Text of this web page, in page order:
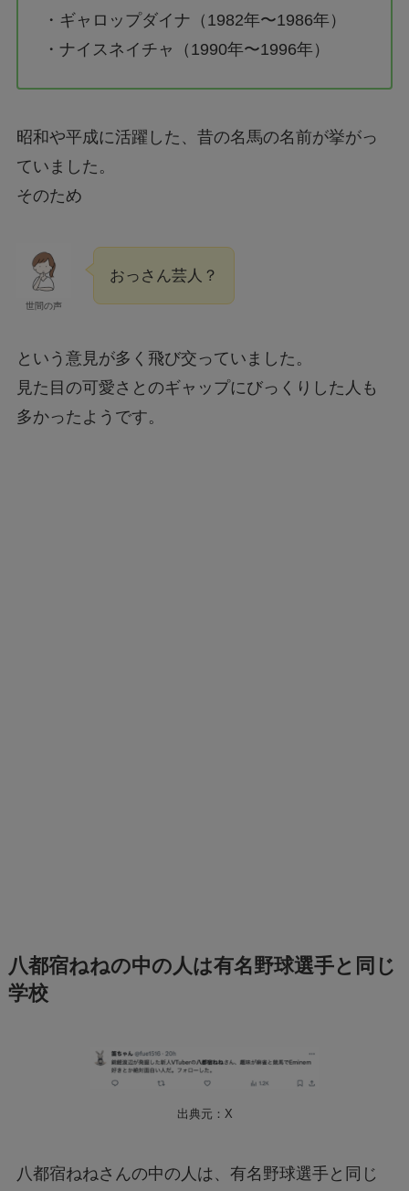
・ギャロップダイナ（1982年〜1986年）
・ナイスネイチャ（1990年〜1996年）
昭和や平成に活躍した、昔の名馬の名前が挙がっ
ていました。
そのため
世間の声
おっさん芸人？
という意見が多く飛び交っていました。
見た目の可愛さとのギャップにびっくりした人も
多かったようです。
八都宿ねねの中の人は有名野球選手と同じ
学校
出典元：X
八都宿ねねさんの中の人は、有名野球選手と同じ